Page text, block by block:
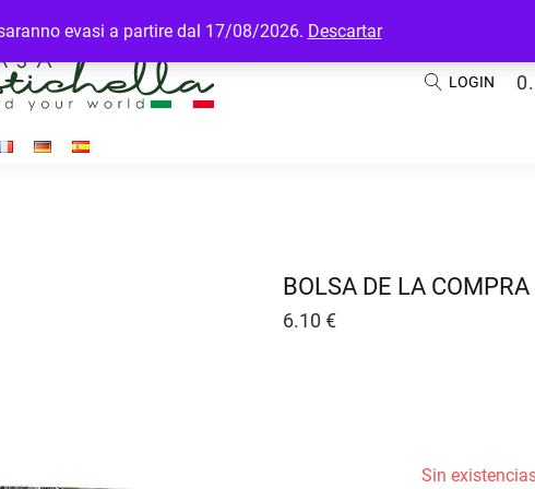
evasi a partire dal 17/08/2026. Descartar
LOGIN
BOLSA DE LA
6.10 €
Sin